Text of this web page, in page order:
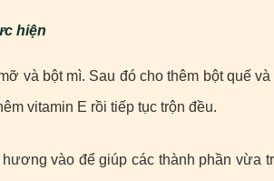
hiện
và bột mì. Sau đó cho thêm bột quế
vitamin E rồi tiếp tục trộn đều.
vào để giúp các thành phần vừa